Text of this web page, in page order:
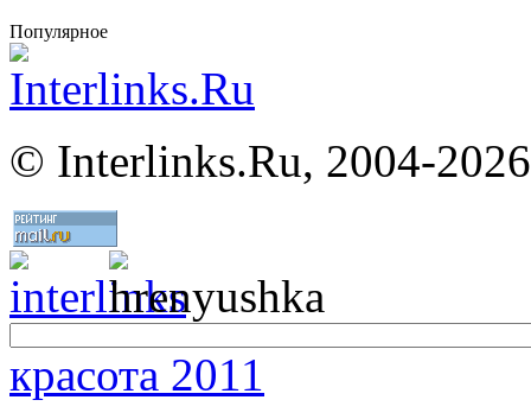
Популярное
© Interlinks.Ru, 2004-2026
красота 2011